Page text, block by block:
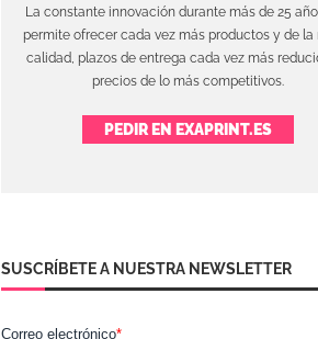
La constante innovación durante más de 25
permite ofrecer cada vez más productos y de la
calidad, plazos de entrega cada vez más
precios de lo más competitivos.
PEDIR EN EXAPRINT.ES
SUSCRÍBETE A NUESTRA NEWSLETTER